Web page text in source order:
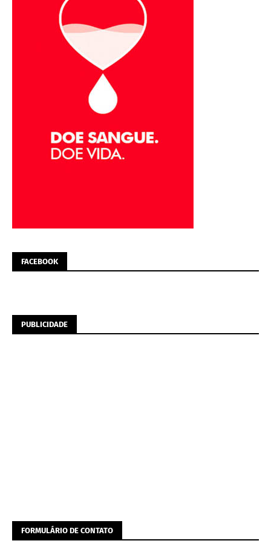
FACEBOOK
PUBLICIDADE
FORMULÁRIO DE CONTATO